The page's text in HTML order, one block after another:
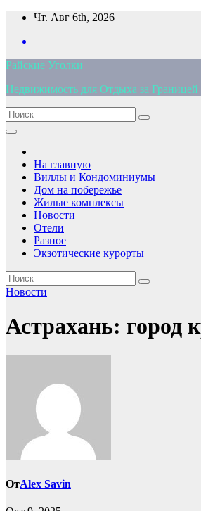
Перейти
содержимому
Чт. Авг 6th, 2026
Райские Уголки
Недвижимость для Отдыха за Границей
На главную
Виллы и Кондоминиумы
Дом на побережье
Жилые комплексы
Новости
Отели
Разное
Экзотические курорты
Новости
Астрахань: город
ОтAlex Savin